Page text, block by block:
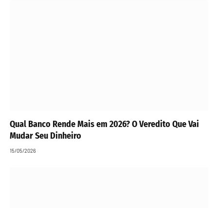
Qual Banco Rende Mais em 2026? O Veredito Que Vai
Mudar Seu Dinheiro
15/05/2026